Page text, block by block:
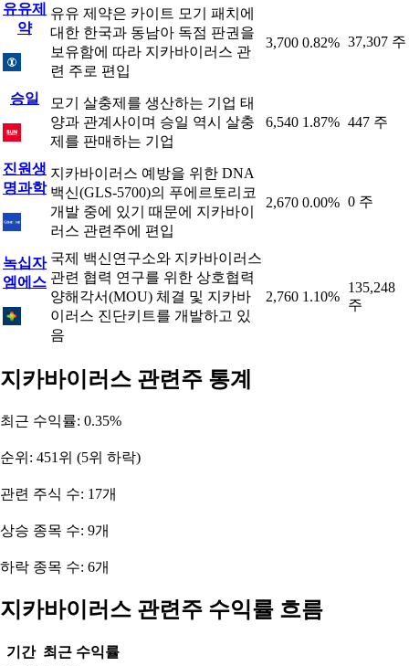
유유제
약
유유 제약은 카이트 모기 패치에
대한 한국과 동남아 독점 판권을
보유함에 따라 지카바이러스 관
련 주로 편입
3,700 0.82% 37,307 주
승일
모기 살충제를 생산하는 기업 태
양과 관계사이며 승일 역시 살충
제를 판매하는 기업
6,540 1.87% 447 주
진원생
명과학
지카바이러스 예방을 위한 DNA
백신(GLS-5700)의 푸에르토리코
개발 중에 있기 때문에 지카바이
러스 관련주에 편입
2,670 0.00% 0 주
녹십자
엠에스
국제 백신연구소와 지카바이러스
관련 협력 연구를 위한 상호협력
양해각서(MOU) 체결 및 지카바
이러스 진단키트를 개발하고 있
음
2,760 1.10%
135,248
주
지카바이러스 관련주 통계
최근 수익률: 0.35%
순위: 451위 (5위 하락)
관련 주식 수: 17개
상승 종목 수: 9개
하락 종목 수: 6개
지카바이러스 관련주 수익률 흐름
기간 최근 수익률